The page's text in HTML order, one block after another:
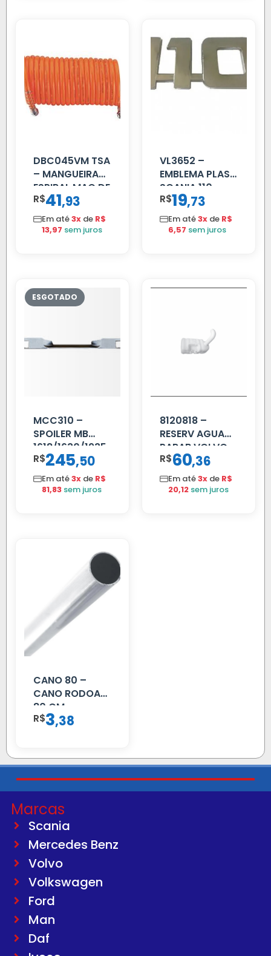
DBC045VM TSA
– MANGUEIRA
ESPIRAL MAO DE
AMIGO UNIV 16
MM 4.5MTS
VERMELHA
R$41,93
Em até3x de R$
13,97 sem juros
VL3652 –
EMBLEMA PLAST
SCANIA 110
CROMADO
R$19,73
Em até3x de R$
6,57 sem juros
MCC310 –
SPOILER MB
1618/1630/1935
02 FAR
R$245,50
Em até3x de R$
81,83 sem juros
8120818 –
RESERV AGUA
PARAB VOLVO
EDC
R$60,36
Em até3x de R$
20,12 sem juros
CANO 80 –
CANO RODOAR
80 CM
R$3,38
Marcas
Scania
Mercedes Benz
Volvo
Volkswagen
Ford
Man
Daf